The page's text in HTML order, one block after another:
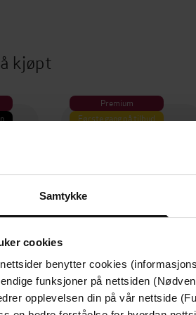
Samtykke
cookies
benytter cookies
funksjoner på nettsiden
opplevelsen din på vår nettside
kjøpt
Premium
Første gang på tilbud